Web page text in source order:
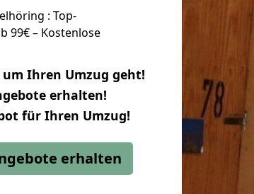
: Top-
99€ – Kostenlose
Ihren Umzug geht!
erhalten!
für Ihren Umzug!
erhalten